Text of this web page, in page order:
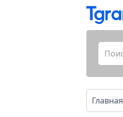
Главная